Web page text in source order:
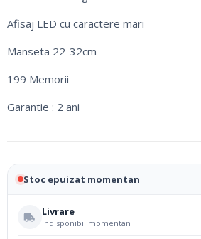
Afisaj LED cu caractere mari
Manseta 22-32cm
199 Memorii
Garantie : 2 ani
Stoc epuizat momentan
Livrare
Indisponibil momentan